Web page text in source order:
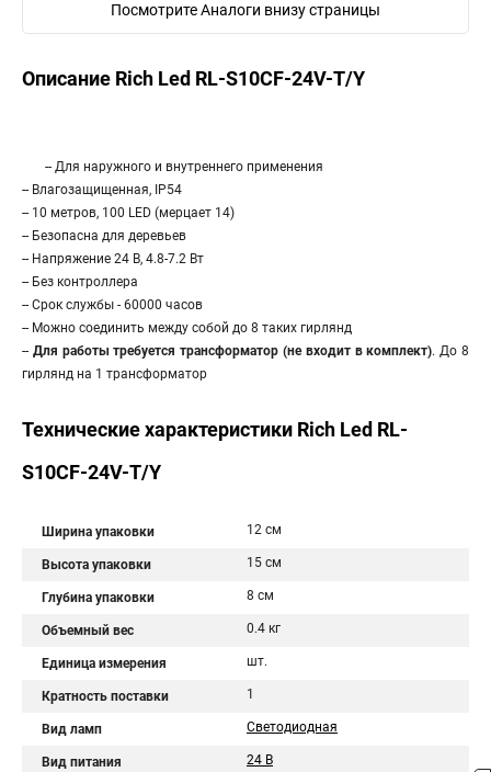
Посмотрите Аналоги внизу страницы
Описание Rich Led RL-S10CF-24V-T/Y
-- Для наружного и внутреннего применения
-- Влагозащищенная, IP54
-- 10 метров, 100 LED (мерцает 14)
-- Безопасна для деревьев
-- Напряжение 24 В, 4.8-7.2 Вт
-- Без контроллера
-- Срок службы - 60000 часов
-- Можно соединить между собой до 8 таких гирлянд
-- Для работы требуется трансформатор (не входит в комплект). До 8
гирлянд на 1 трансформатор
Технические характеристики Rich Led RL-
S10CF-24V-T/Y
Ширина упаковки 12 см
Высота упаковки 15 см
Глубина упаковки 8 см
Объемный вес 0.4 кг
Единица измерения шт.
Кратность поставки 1
Вид ламп Светодиодная
Вид питания 24 В